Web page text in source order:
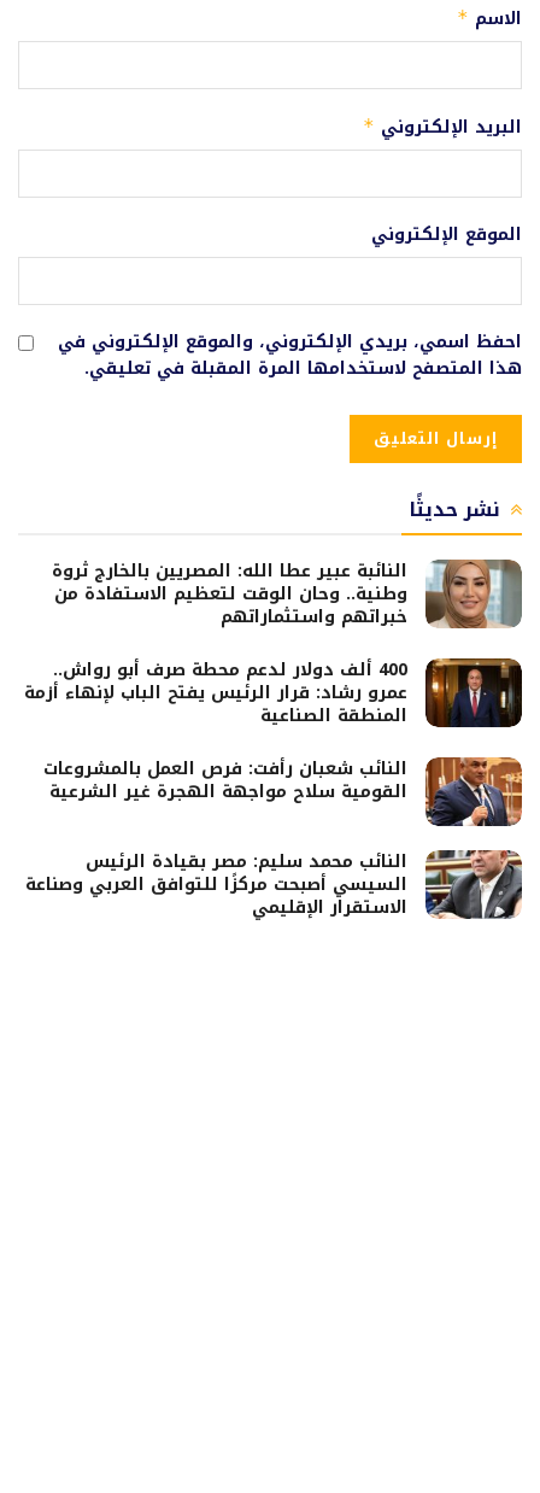
الاسم *
البريد الإلكتروني *
الموقع الإلكتروني
احفظ اسمي، بريدي الإلكتروني، والموقع الإلكتروني في
هذا المتصفح لاستخدامها المرة المقبلة في تعليقي.
نشر حديثًا
النائبة عبير عطا الله: المصريين بالخارج ثروة
وطنية.. وحان الوقت لتعظيم الاستفادة من
خبراتهم واستثماراتهم
400 ألف دولار لدعم محطة صرف أبو رواش..
عمرو رشاد: قرار الرئيس يفتح الباب لإنهاء أزمة
المنطقة الصناعية
النائب شعبان رأفت: فرص العمل بالمشروعات
القومية سلاح مواجهة الهجرة غير الشرعية
النائب محمد سليم: مصر بقيادة الرئيس
السيسي أصبحت مركزًا للتوافق العربي وصناعة
الاستقرار الإقليمي